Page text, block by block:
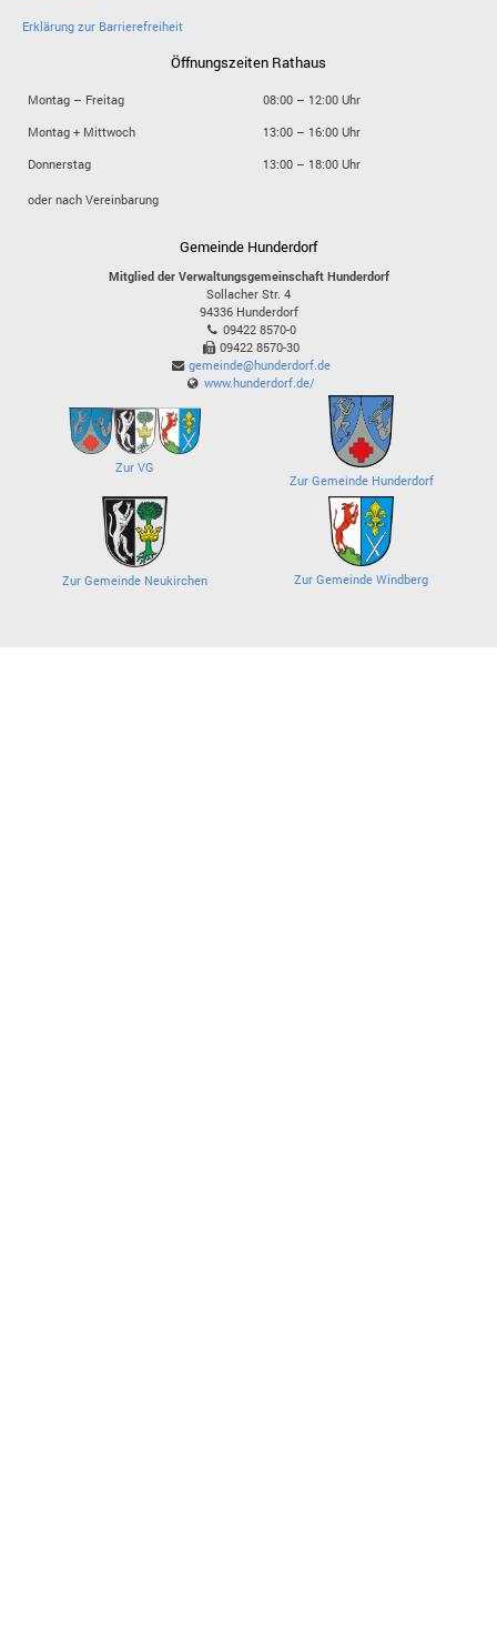
Erklärung zur Barrierefreiheit
Öffnungszeiten Rathaus
Montag – Freitag
08:00 – 12:00 Uhr
Montag + Mittwoch
13:00 – 16:00 Uhr
Donnerstag
13:00 – 18:00 Uhr
oder nach Vereinbarung
Gemeinde Hunderdorf
Mitglied der Verwaltungsgemeinschaft Hunderdorf
Sollacher Str. 4
94336 Hunderdorf
09422 8570-0
09422 8570-30
gemeinde@hunderdorf.de
www.hunderdorf.de/
Zur VG
Zur Gemeinde Hunderdorf
Zur Gemeinde Neukirchen Zur Gemeinde Windberg